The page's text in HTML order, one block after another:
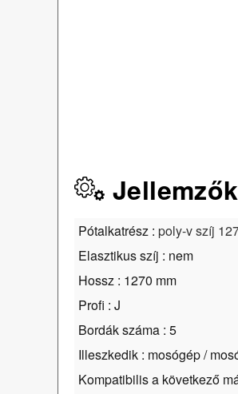
Jellemzők
Pótalkatrész : poly-v szíj
Elasztikus szíj : nem
Hossz : 1270 mm
Profi : J
Bordák száma : 5
Illeszkedik : mosógép /
Kompatibilis a következő